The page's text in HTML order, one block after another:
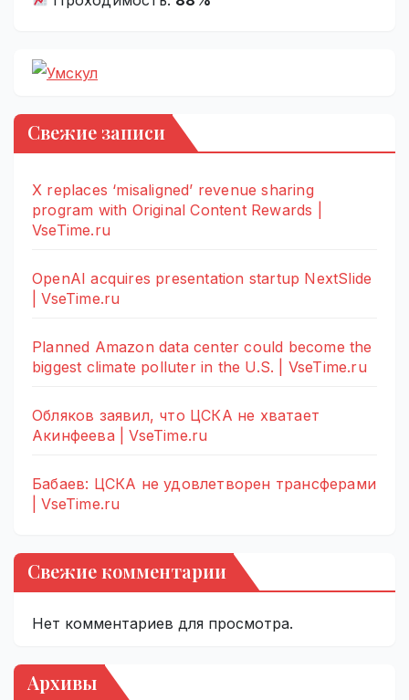
Свежие записи
X replaces ‘misaligned’ revenue sharing
program with Original Content Rewards |
VseTime.ru
OpenAI acquires presentation startup NextSlide
| VseTime.ru
Planned Amazon data center could become the
biggest climate polluter in the U.S. | VseTime.ru
Обляков заявил, что ЦСКА не хватает
Акинфеева | VseTime.ru
Бабаев: ЦСКА не удовлетворен трансферами
| VseTime.ru
Свежие комментарии
Нет комментариев для просмотра.
Архивы